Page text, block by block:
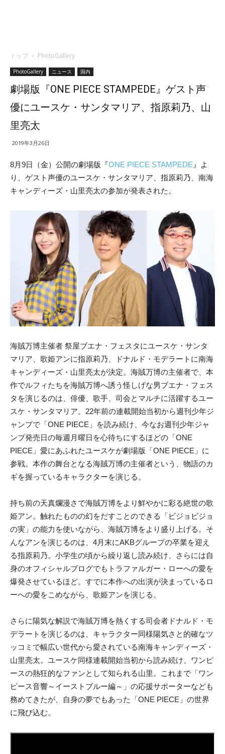
トップ PhotoGallery
PhotoGallery ニュース 国内
劇場版『ONE PIECE STAMPEDE』ゲスト声
優にユースケ・サンタマリア、指原莉乃、山
里亮太
2019年3月26日
8月9日（金）公開の劇場版『ONE PIECE STAMPEDE 』よ
り、ゲスト声優のユースケ・サンタマリア、指原莉乃、南海
キャンディーズ・山里亮太の参加が発表された。
海賊万博主催者 祭屋ブエナ・フェスタにユースケ・サンタ
マリア、歌姫アンに指原莉乃、ドナルド・モデラートに南海
キャンディーズ・山里亮太が決定。海賊万博の主催者で、本
作でルフィたちを海賊万博へ誘う怪しげな男ブエナ・フェス
タを演じるのは、俳優、歌手、司会とマルチに活躍するユー
スケ・サンタマリア。22年前の連載開始当初から週刊少年ジ
ャンプで「ONE PIECE」を読み続け、今なお週刊少年ジャ
ンプ発売日の毎週月曜日を心待ちにするほどの「ONE
PIECE」愛にあふれたユースケが劇場版「ONE PIECE」に
参戦。本作の舞台となる海賊万博の主催者という、物語のカ
ギを握っているキャラクターを演じる。
持ち前の天真爛漫さで海賊万博をより鮮やかに彩る絶世の歌
姫アン。触れたものの幻をだすことのできる「ビジョビジョ
の実」の能力を使いながら、海賊万博をより盛り上げる。そ
んなアンを演じるのは、4月末にAKBグループの卒業を迎え
る指原莉乃。小学生の頃から繰り返し読み続け、さらには自
身のオフィシャルブログでもトラファルガー・ローへの愛を
爆発させているほど。すでに本作への出演が決まっているロ
ーへの愛をこめながら、歌姫アンを演じる。
さらに陽気な解説で海賊万博を熱くする司会者ドナルド・モ
デラートを演じるのは、キャラクター同様陽気さと的確なツ
ッコミで幅広い世代から愛されている南海キャンディーズ・
山里亮太。ユースケ同様連載開始当初から読み続け、ワンピ
ースの熱狂的なファンとして知られる山里。これまで「ワン
ピース音響～イーストブルー編～」の応援サポーターなども
務めてきたが、自身の夢でもあった「ONE PIECE」の世界
に飛び込む。